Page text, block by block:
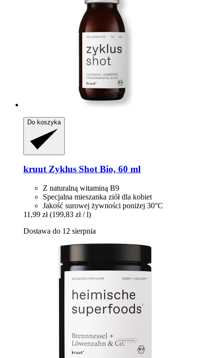
Do koszyka
kruutZyklus Shot Bio, 60 ml
Z naturalną witaminą B9
Specjalna mieszanka ziół dla kobiet
Jakość surowej żywności poniżej 30°C
11,99 zł (199,83 zł / l)
Dostawa do 12 sierpnia